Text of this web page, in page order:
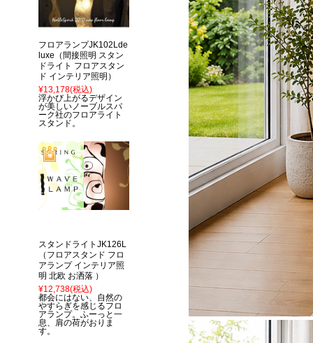
フロアランプJK102Lde
luxe（間接照明 スタン
ドライト フロアスタン
ド インテリア照明）
¥13,178(税込)
浮かび上がるデザイン
が美しいノーブルスパ
ーク社のフロアライト
スタンド。
スタンドライトJK126L
（フロアスタンド フロ
アランプ インテリア照
明 北欧 お洒落 ）
¥12,738(税込)
都会にはない、自然の
やすらぎを感じるフロ
アランプ。ふーっと一
息、肩の荷がおりま
す。